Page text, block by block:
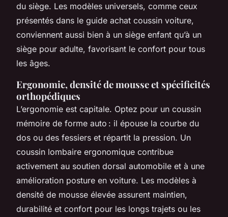
du siège. Les modèles universels, comme ceux
présentés dans le guide achat coussin voiture,
conviennent aussi bien à un siège enfant qu’à un
siège pour adulte, favorisant le confort pour tous
les âges.
Ergonomie, densité de mousse et spécificités
orthopédiques
L’ergonomie est capitale. Optez pour un coussin
mémoire de forme auto : il épouse la courbe du
dos ou des fessiers et répartit la pression. Un
coussin lombaire ergonomique contribue
activement au soutien dorsal automobile et à une
amélioration posture en voiture. Les modèles à
densité de mousse élevée assurent maintien,
durabilité et confort pour les longs trajets ou les